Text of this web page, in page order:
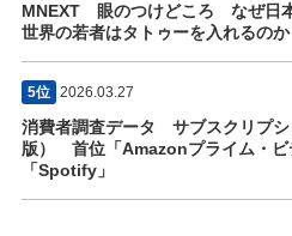
MNEXT 眼のつけどころ なぜ日本
世界の若者はタトゥーを入れるのか
5位 2026.03.27
消費者調査データ サブスクリプシ
版） 首位「Amazonプライム・ビ
「Spotify」